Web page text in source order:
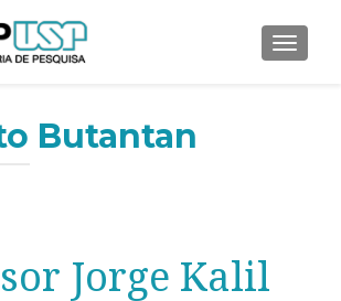
Butantan
Jorge Kalil